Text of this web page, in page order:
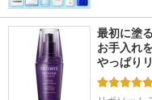
最初に塗
お手入れ
やっぱり